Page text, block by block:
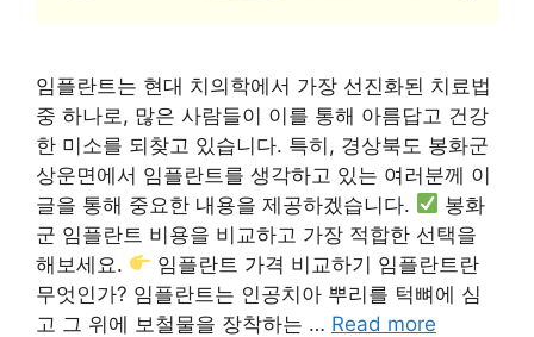
임플란트는 현대 치의학에서 가장 선진화된 치료법
중 하나로, 많은 사람들이 이를 통해 아름답고 건강
한 미소를 되찾고 있습니다. 특히, 경상북도 봉화군
상운면에서 임플란트를 생각하고 있는 여러분께 이
글을 통해 중요한 내용을 제공하겠습니다.
봉화
군 임플란트 비용을 비교하고 가장 적합한 선택을
해보세요.
임플란트 가격 비교하기 임플란트란
무엇인가? 임플란트는 인공치아 뿌리를 턱뼈에 심
고 그 위에 보철물을 장착하는 … Read more